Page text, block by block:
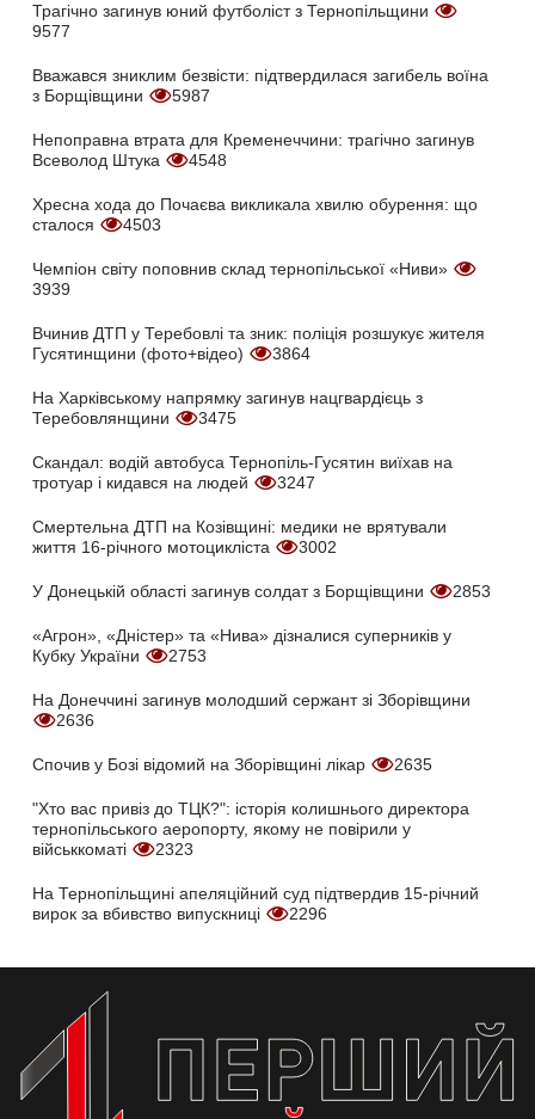
Трагічно загинув юний футболіст з Тернопільщини
9577
Вважався зниклим безвісти: підтвердилася загибель воїна
з Борщівщини
5987
Непоправна втрата для Кременеччини: трагічно загинув
Всеволод Штука
4548
Хресна хода до Почаєва викликала хвилю обурення: що
сталося
4503
Чемпіон світу поповнив склад тернопільської «Ниви»
3939
Вчинив ДТП у Теребовлі та зник: поліція розшукує жителя
Гусятинщини (фото+відео)
3864
На Харківському напрямку загинув нацгвардієць з
Теребовлянщини
3475
Скандал: водій автобуса Тернопіль-Гусятин виїхав на
тротуар і кидався на людей
3247
Смертельна ДТП на Козівщині: медики не врятували
життя 16-річного мотоцикліста
3002
У Донецькій області загинув солдат з Борщівщини 2853
«Агрон», «Дністер» та «Нива» дізналися суперників у
Кубку України
2753
На Донеччині загинув молодший сержант зі Зборівщини
2636
Спочив у Бозі відомий на Зборівщині лікар 2635
"Хто вас привіз до ТЦК?": історія колишнього директора
тернопільського аеропорту, якому не повірили у
військкоматі
2323
На Тернопільщині апеляційний суд підтвердив 15-річний
вирок за вбивство випускниці
2296